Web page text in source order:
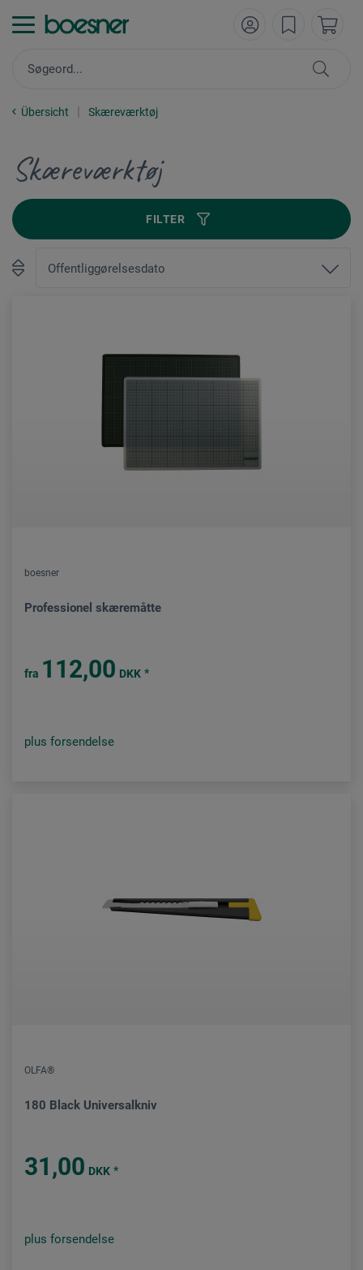
Übersicht Skæreværktøj
Skæreværktøj
FILTER
boesner
Professionel skæremåtte
fra 112,00 DKK *
plus forsendelse
OLFA®
180 Black Universalkniv
31,00 DKK *
plus forsendelse